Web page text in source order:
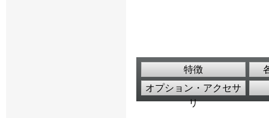
特徴
オプション・アクセサ
リ